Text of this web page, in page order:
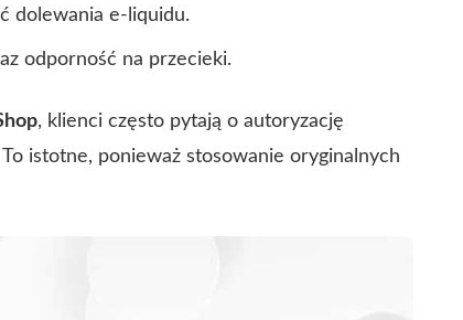
dolewania e-liquidu.
odporność na przecieki.
, klienci często pytają o autoryzację
istotne, ponieważ stosowanie oryginalnych